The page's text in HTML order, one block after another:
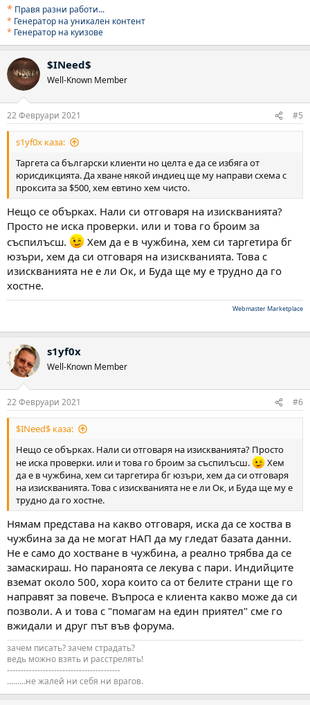
* Правя разни работи...
* Генератор на уникален контент
* Генератор на куизове
$INeed$
Well-Known Member
22 Февруари 2021 #5
s1yf0x каза:
Таргета са български клиенти но целта е да се избяга от
юрисдикцията. Да хване някой индиец ще му направи схема с
проксита за $500, хем евтино хем чисто.
Нещо се обърках. Нали си отговаря на изискванията?
Просто не иска проверки. или и това го броим за
съспилъсш.
Хем да е в чужбина, хем си таргетира бг
юзъри, хем да си отговаря на изискванията. Това с
изискванията не е ли Ок, и Буда ще му е трудно да го
хостне.
Webmaster Marketplace
s1yf0x
Well-Known Member
22 Февруари 2021 #6
$INeed$ каза:
Нещо се обърках. Нали си отговаря на изискванията? Просто
не иска проверки. или и това го броим за съспилъсш.
Хем
да е в чужбина, хем си таргетира бг юзъри, хем да си отговаря
на изискванията. Това с изискванията не е ли Ок, и Буда ще му е
трудно да го хостне.
Нямам представа на какво отговаря, иска да се хоства в
чужбина за да не могат НАП да му гледат базата данни.
Не е само до хостване в чужбина, а реално трябва да се
замаскираш. Но параноята се лекува с пари. Индийците
вземат около 500, хора които са от белите страни ще го
направят за повече. Въпроса е клиента какво може да си
позволи. А и това с "помагам на един приятел" сме го
вжидали и друг път във форума.
зачем писать? зачем страдать?
ведь можно взять и расстрелять!
-----------------------------------------
.........не жалей ни себя ни врагов.